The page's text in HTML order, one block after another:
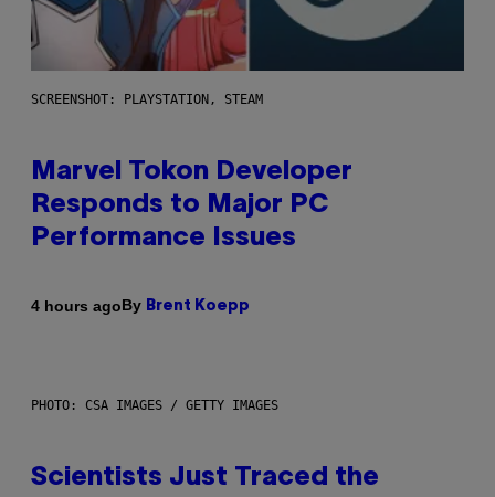
SCREENSHOT: PLAYSTATION, STEAM
Marvel Tokon Developer
Responds to Major PC
Performance Issues
4 hours agoBy Brent Koepp
PHOTO: CSA IMAGES / GETTY IMAGES
Scientists Just Traced the